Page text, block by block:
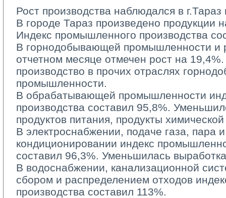
Рост производства наблюдался в
В городе Тараз произведено продукции
Индекс промышленного производства
В горнодобывающей промышленности и
отчетном месяце отмечен рост на
производство в прочих отраслях
промышленности.
В обрабатывающей промышленности
производства составил 95,8%.
продуктов питания, продукты
В электроснабжении, подаче газа, пара
кондиционировании индекс
составил 96,3%. Уменьшилась
В водоснабжении, канализационной
сбором и распределением отходов
производства составил 113%.